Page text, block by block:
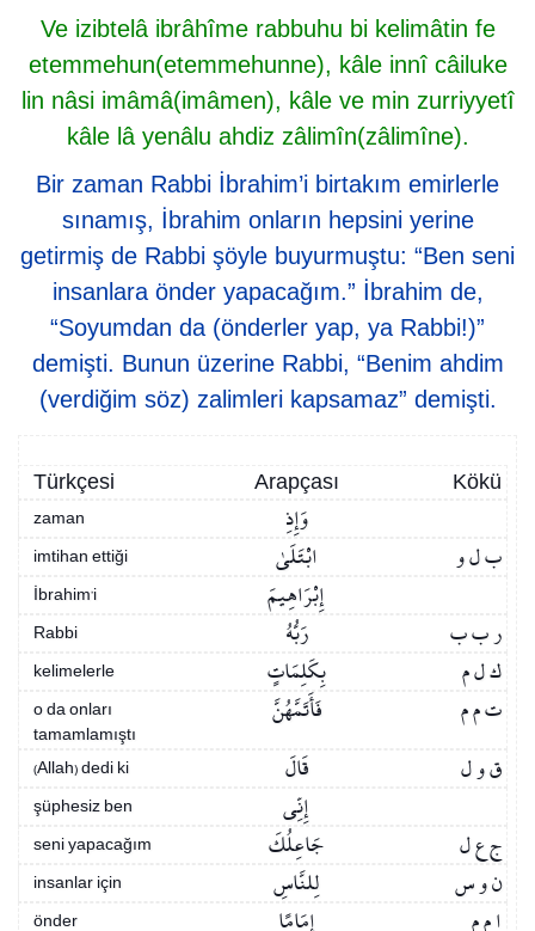
Ve izibtelâ ibrâhîme rabbuhu bi kelimâtin fe
etemmehun(etemmehunne), kâle innî câiluke
lin nâsi imâmâ(imâmen), kâle ve min zurriyyetî
kâle lâ yenâlu ahdiz zâlimîn(zâlimîne).
Bir zaman Rabbi İbrahim’i birtakım emirlerle
sınamış, İbrahim onların hepsini yerine
getirmiş de Rabbi şöyle buyurmuştu: “Ben seni
insanlara önder yapacağım.” İbrahim de,
“Soyumdan da (önderler yap, ya Rabbi!)”
demişti. Bunun üzerine Rabbi, “Benim ahdim
(verdiğim söz) zalimleri kapsamaz” demişti.
Türkçesi Kökü
Arapçası
zaman وَإِذِ
imtihan ettiği ب ل و ابْتَلَىٰ
İbrahim’i إِبْرَاهِيمَ
Rabbi ر ب ب رَبُّهُ
kelimelerle ك ل م بِكَلِمَاتٍ
o da onları
tamamlamıştı
ت م م فَأَتَمَّهُنَّ
(Allah) dedi ki ق و ل قَالَ
şüphesiz ben إِنِّي
seni yapacağım ج ع ل جَاعِلُكَ
insanlar için ن و س لِلنَّاسِ
önder ا م م إِمَامًا